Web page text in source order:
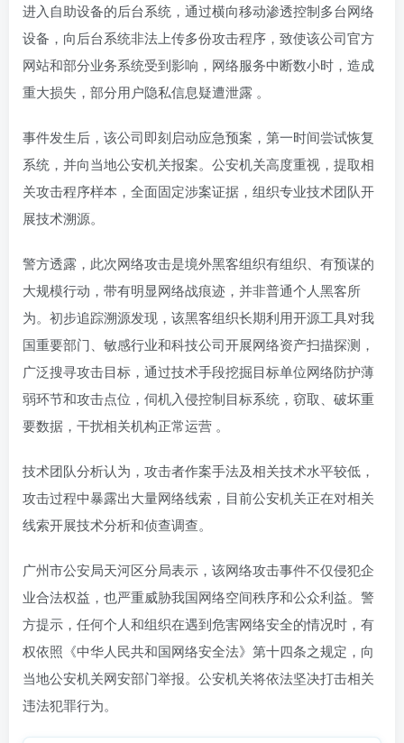
进入自助设备的后台系统，通过横向移动渗透控制多台网络
设备，向后台系统非法上传多份攻击程序，致使该公司官方
网站和部分业务系统受到影响，网络服务中断数小时，造成
重大损失，部分用户隐私信息疑遭泄露 。
事件发生后，该公司即刻启动应急预案，第一时间尝试恢复
系统，并向当地公安机关报案。公安机关高度重视，提取相
关攻击程序样本，全面固定涉案证据，组织专业技术团队开
展技术溯源。
警方透露，此次网络攻击是境外黑客组织有组织、有预谋的
大规模行动，带有明显网络战痕迹，并非普通个人黑客所
为。初步追踪溯源发现，该黑客组织长期利用开源工具对我
国重要部门、敏感行业和科技公司开展网络资产扫描探测，
广泛搜寻攻击目标，通过技术手段挖掘目标单位网络防护薄
弱环节和攻击点位，伺机入侵控制目标系统，窃取、破坏重
要数据，干扰相关机构正常运营 。
技术团队分析认为，攻击者作案手法及相关技术水平较低，
攻击过程中暴露出大量网络线索，目前公安机关正在对相关
线索开展技术分析和侦查调查。
广州市公安局天河区分局表示，该网络攻击事件不仅侵犯企
业合法权益，也严重威胁我国网络空间秩序和公众利益。警
方提示，任何个人和组织在遇到危害网络安全的情况时，有
权依照《中华人民共和国网络安全法》第十四条之规定，向
当地公安机关网安部门举报。公安机关将依法坚决打击相关
违法犯罪行为。